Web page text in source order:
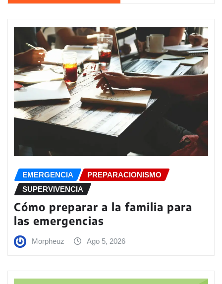
EMERGENCIA
PREPARACIONISMO
SUPERVIVENCIA
Cómo preparar a la familia para
las emergencias
Morpheuz Ago 5, 2026